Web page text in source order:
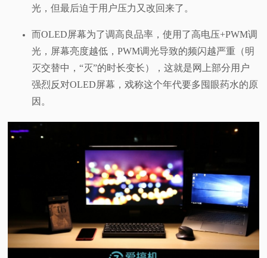
光，但最后迫于用户压力又改回来了。
而OLED屏幕为了调高良品率，使用了高电压+PWM调
光，屏幕亮度越低，PWM调光导致的频闪越严重（明
灭交替中，“灭”的时长变长），这就是网上部分用户
强烈反对OLED屏幕，戏称这个年代要多囤眼药水的原
因。